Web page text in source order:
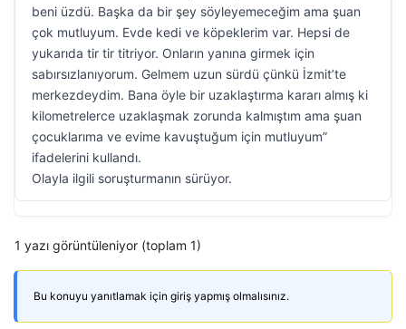
beni üzdü. Başka da bir şey söyleyemeceğim ama şuan
çok mutluyum. Evde kedi ve köpeklerim var. Hepsi de
yukarıda tir tir titriyor. Onların yanına girmek için
sabırsızlanıyorum. Gelmem uzun sürdü çünkü İzmit’te
merkezdeydim. Bana öyle bir uzaklaştırma kararı almış ki
kilometrelerce uzaklaşmak zorunda kalmıştım ama şuan
çocuklarıma ve evime kavuştuğum için mutluyum”
ifadelerini kullandı.
Olayla ilgili soruşturmanın sürüyor.
1 yazı görüntüleniyor (toplam 1)
Bu konuyu yanıtlamak için giriş yapmış olmalısınız.